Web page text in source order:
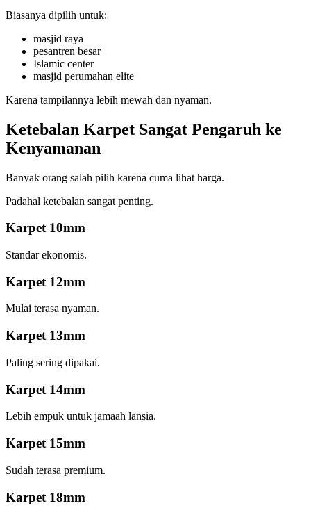
Biasanya dipilih untuk:
masjid raya
pesantren besar
Islamic center
masjid perumahan elite
Karena tampilannya lebih mewah dan nyaman.
Ketebalan Karpet Sangat Pengaruh ke
Kenyamanan
Banyak orang salah pilih karena cuma lihat harga.
Padahal ketebalan sangat penting.
Karpet 10mm
Standar ekonomis.
Karpet 12mm
Mulai terasa nyaman.
Karpet 13mm
Paling sering dipakai.
Karpet 14mm
Lebih empuk untuk jamaah lansia.
Karpet 15mm
Sudah terasa premium.
Karpet 18mm